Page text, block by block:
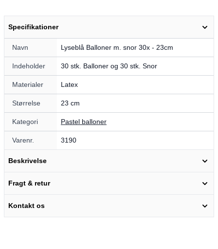
Specifikationer
Navn Lyseblå Balloner m. snor 30x - 23cm
Indeholder 30 stk. Balloner og 30 stk. Snor
Materialer Latex
Størrelse 23 cm
Kategori Pastel balloner
Varenr. 3190
Beskrivelse
Fragt & retur
Kontakt os